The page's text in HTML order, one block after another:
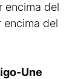
encima del
encima del
Une